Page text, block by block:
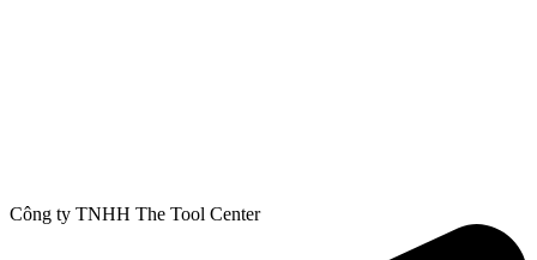
Công ty TNHH The Tool Center